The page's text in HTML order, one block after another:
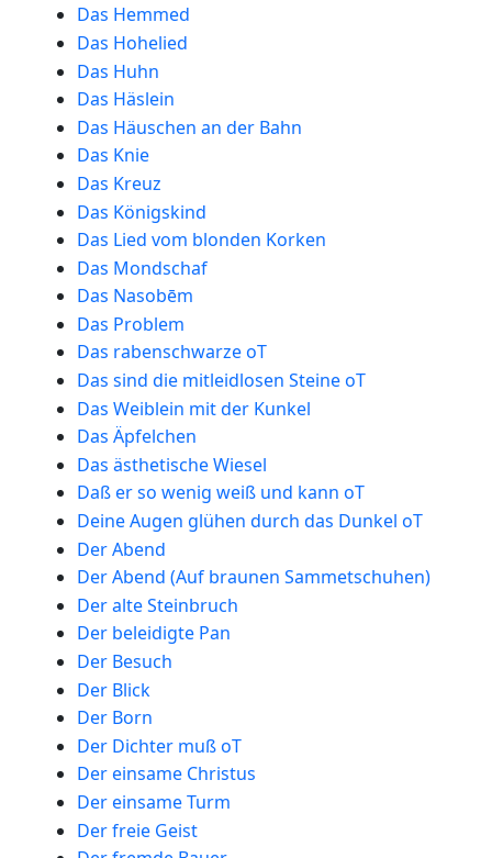
Das Hemmed
Das Hohelied
Das Huhn
Das Häslein
Das Häuschen an der Bahn
Das Knie
Das Kreuz
Das Königskind
Das Lied vom blonden Korken
Das Mondschaf
Das Nasobēm
Das Problem
Das rabenschwarze oT
Das sind die mitleidlosen Steine oT
Das Weiblein mit der Kunkel
Das Äpfelchen
Das ästhetische Wiesel
Daß er so wenig weiß und kann oT
Deine Augen glühen durch das Dunkel oT
Der Abend
Der Abend (Auf braunen Sammetschuhen)
Der alte Steinbruch
Der beleidigte Pan
Der Besuch
Der Blick
Der Born
Der Dichter muß oT
Der einsame Christus
Der einsame Turm
Der freie Geist